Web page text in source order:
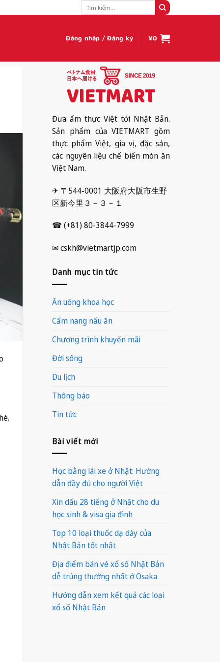
kiếm:
Đăng nhập / Đăng ký ¥0
Đưa ẩm thực Việt tới Nhật Bản.
Sản phẩm của VIETMART gồm
thực phẩm Việt, gia vị, đặc sản,
các nguyên liệu chế biến món ăn
Việt Nam.
✈ 〒544-0001 大阪府大阪市生野
区新今里３－３－１
☎ (+81) 80-3844-7999
✉ cskh@vietmartjp.com
Danh mục tin tức
Ăn uống khoa học
Cẩm nang nấu ăn
Chương trình khuyến mãi
Đời sống
Du lịch
Thông báo
Tin tức
Bài viết mới
Học bằng lái xe ở Nhật: Hướng
dẫn đầy đủ cho người Việt
Xin dấu 28 tiếng ở Nhật cho du
học sinh & visa gia đình
Top 10 loại thuốc dạ dày của
Nhật Bản tốt nhất
Địa điểm bán vé xổ số Nhật Bản
dễ trúng thưởng nhất ở Osaka
Hướng dẫn xem kết quả các loại
xổ số Nhật Bản